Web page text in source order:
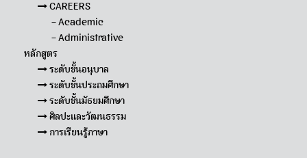
CAREERS
– Academic
– Administrative
หลักสูตร
ระดับชั้นอนุบาล
ระดับชั้นประถมศึกษา
ระดับชั้นมัธยมศึกษา
ศิลปะและวัฒนธรรม
การเรียนรู้ภาษา